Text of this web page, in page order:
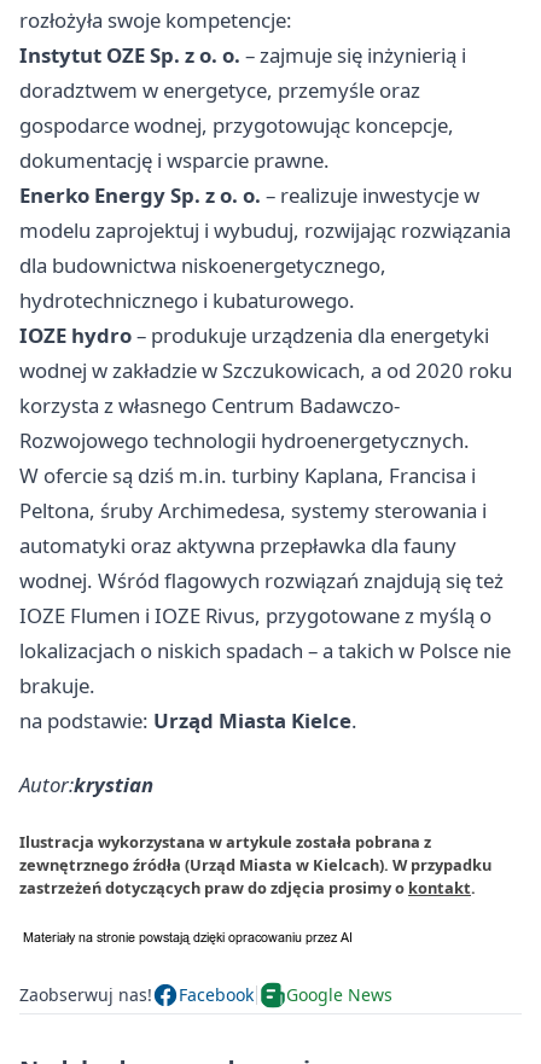
rozłożyła swoje kompetencje:
Instytut OZE Sp. z o. o. – zajmuje się inżynierią i
doradztwem w energetyce, przemyśle oraz
gospodarce wodnej, przygotowując koncepcje,
dokumentację i wsparcie prawne.
Enerko Energy Sp. z o. o. – realizuje inwestycje w
modelu zaprojektuj i wybuduj, rozwijając rozwiązania
dla budownictwa niskoenergetycznego,
hydrotechnicznego i kubaturowego.
IOZE hydro– produkuje urządzenia dla energetyki
wodnej w zakładzie w Szczukowicach, a od 2020 roku
korzysta z własnego Centrum Badawczo-
Rozwojowego technologii hydroenergetycznych.
W ofercie są dziś m.in. turbiny Kaplana, Francisa i
Peltona, śruby Archimedesa, systemy sterowania i
automatyki oraz aktywna przepławka dla fauny
wodnej. Wśród flagowych rozwiązań znajdują się też
IOZE Flumen i IOZE Rivus, przygotowane z myślą o
lokalizacjach o niskich spadach – a takich w Polsce nie
brakuje.
na podstawie: Urząd Miasta Kielce.
Autor:krystian
Ilustracja wykorzystana w artykule została pobrana z
zewnętrznego źródła (Urząd Miasta w Kielcach). W przypadku
zastrzeżeń dotyczących praw do zdjęcia prosimy o kontakt.
Zaobserwuj nas! Facebook Google News